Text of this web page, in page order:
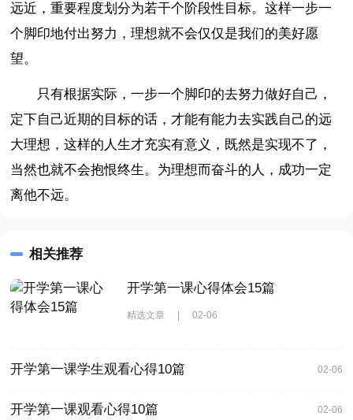
远近，重要程度划分为若干个阶段性目标。这样一步一
个脚印地付出努力，理想就不会仅仅是我们的美好愿
望。
只有根据实际，一步一个脚印的去努力做好自己，
定下自己近期的目标的话，才能有能力去实践自己的远
大理想，这样的人生才充实有意义，既然是实现不了，
当然也就不会抱恨终生。为理想而奋斗的人，成功一定
离他不远。
相关推荐
开学第一课心得体会15篇
精选文章 | 02-06
开学第一课学生观看心得10篇 02-06
开学第一课观看心得10篇 02-06